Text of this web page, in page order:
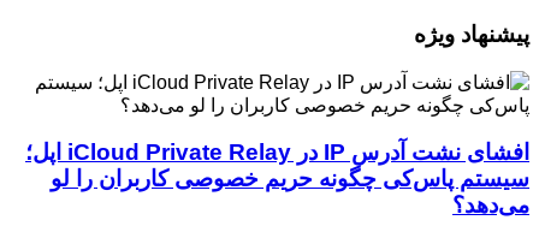
پیشنهاد ویژه
افشای نشت آدرس IP در iCloud Private Relay اپل؛
سیستم پاس‌کی چگونه حریم خصوصی کاربران را لو
می‌دهد؟